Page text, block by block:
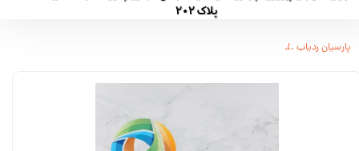
پلاک 202
پارسیان ردیاب